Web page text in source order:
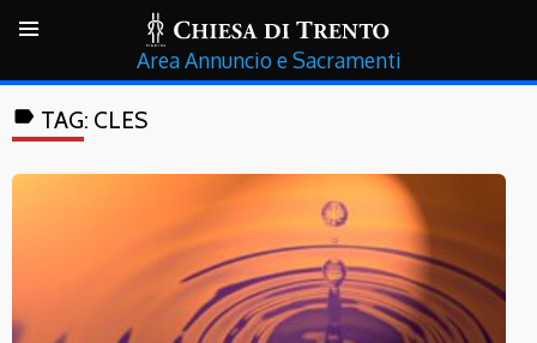
Annuncio e Sacramenti
label TAG: CLES